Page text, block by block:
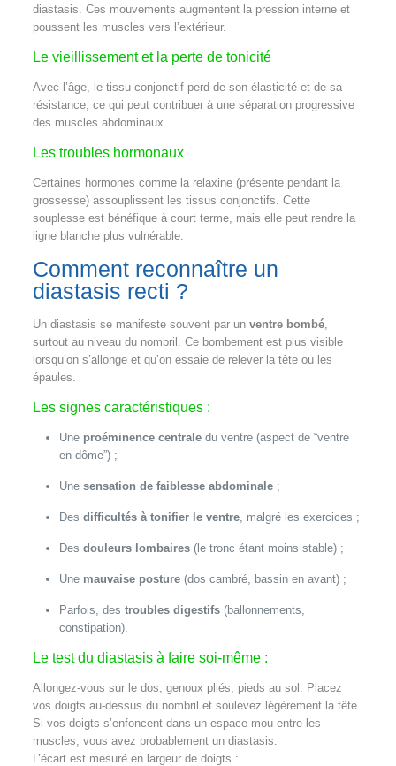
diastasis. Ces mouvements augmentent la pression interne et
poussent les muscles vers l’extérieur.
Le vieillissement et la perte de tonicité
Avec l’âge, le tissu conjonctif perd de son élasticité et de sa
résistance, ce qui peut contribuer à une séparation progressive
des muscles abdominaux.
Les troubles hormonaux
Certaines hormones comme la relaxine (présente pendant la
grossesse) assouplissent les tissus conjonctifs. Cette
souplesse est bénéfique à court terme, mais elle peut rendre la
ligne blanche plus vulnérable.
Comment reconnaître un
diastasis recti ?
Un diastasis se manifeste souvent par un ventre bombé,
surtout au niveau du nombril. Ce bombement est plus visible
lorsqu’on s’allonge et qu’on essaie de relever la tête ou les
épaules.
Les signes caractéristiques :
Une proéminence centraledu ventre (aspect de “ventre
en dôme”) ;
Une sensation de faiblesse abdominale;
Des difficultés à tonifier le ventre, malgré les exercices ;
Des douleurs lombaires(le tronc étant moins stable) ;
Une mauvaise posture(dos cambré, bassin en avant) ;
Parfois, des troubles digestifs(ballonnements,
constipation).
Le test du diastasis à faire soi-même :
Allongez-vous sur le dos, genoux pliés, pieds au sol. Placez
vos doigts au-dessus du nombril et soulevez légèrement la tête.
Si vos doigts s’enfoncent dans un espace mou entre les
muscles, vous avez probablement un diastasis.
L’écart est mesuré en largeur de doigts :